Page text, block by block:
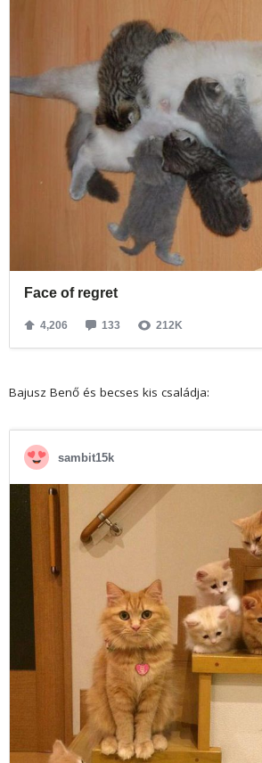
Bajusz Benő és becses kis családja: